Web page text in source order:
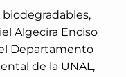
biodegradables,
Algecira Enciso
Departamento
de la UNAL,